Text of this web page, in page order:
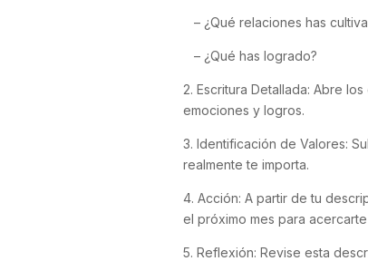
– ¿Qué relaciones has
– ¿Qué has logrado?
2. Escritura Detallada: Abre
emociones y logros.
3. Identificación de Valores:
realmente te importa.
4. Acción: A partir de tu
el próximo mes para
5. Reflexión: Revise esta